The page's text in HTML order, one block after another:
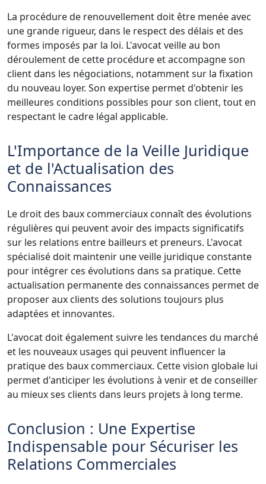
La procédure de renouvellement doit être menée avec
une grande rigueur, dans le respect des délais et des
formes imposés par la loi. L'avocat veille au bon
déroulement de cette procédure et accompagne son
client dans les négociations, notamment sur la fixation
du nouveau loyer. Son expertise permet d'obtenir les
meilleures conditions possibles pour son client, tout en
respectant le cadre légal applicable.
L'Importance de la Veille Juridique
et de l'Actualisation des
Connaissances
Le droit des baux commerciaux connaît des évolutions
régulières qui peuvent avoir des impacts significatifs
sur les relations entre bailleurs et preneurs. L'avocat
spécialisé doit maintenir une veille juridique constante
pour intégrer ces évolutions dans sa pratique. Cette
actualisation permanente des connaissances permet de
proposer aux clients des solutions toujours plus
adaptées et innovantes.
L'avocat doit également suivre les tendances du marché
et les nouveaux usages qui peuvent influencer la
pratique des baux commerciaux. Cette vision globale lui
permet d'anticiper les évolutions à venir et de conseiller
au mieux ses clients dans leurs projets à long terme.
Conclusion : Une Expertise
Indispensable pour Sécuriser les
Relations Commerciales